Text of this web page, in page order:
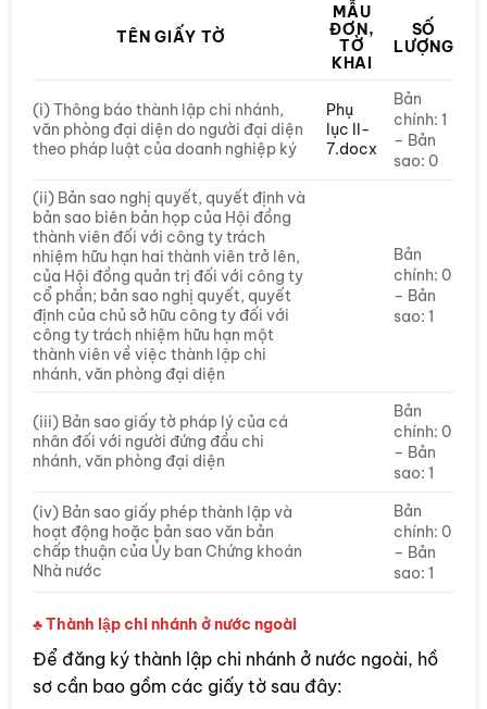
TÊN GIẤY TỜ
MẪU
ĐƠN,
TỜ
KHAI
SỐ
LƯỢNG
(i) Thông báo thành lập chi nhánh,
văn phòng đại diện do người đại diện
theo pháp luật của doanh nghiệp ký
Phụ
lục II-
7.docx
Bản
chính: 1
– Bản
sao: 0
(ii) Bản sao nghị quyết, quyết định và
bản sao biên bản họp của Hội đồng
thành viên đối với công ty trách
nhiệm hữu hạn hai thành viên trở lên,
của Hội đồng quản trị đối với công ty
cổ phần; bản sao nghị quyết, quyết
định của chủ sở hữu công ty đối với
công ty trách nhiệm hữu hạn một
thành viên về việc thành lập chi
nhánh, văn phòng đại diện
Bản
chính: 0
– Bản
sao: 1
(iii) Bản sao giấy tờ pháp lý của cá
nhân đối với người đứng đầu chi
nhánh, văn phòng đại diện
Bản
chính: 0
– Bản
sao: 1
(iv) Bản sao giấy phép thành lập và
hoạt động hoặc bản sao văn bản
chấp thuận của Ủy ban Chứng khoán
Nhà nước
Bản
chính: 0
– Bản
sao: 1
♣ Thành lập chi nhánh ở nước ngoài
Để đăng ký thành lập chi nhánh ở nước ngoài, hồ
sơ cần bao gồm các giấy tờ sau đây: